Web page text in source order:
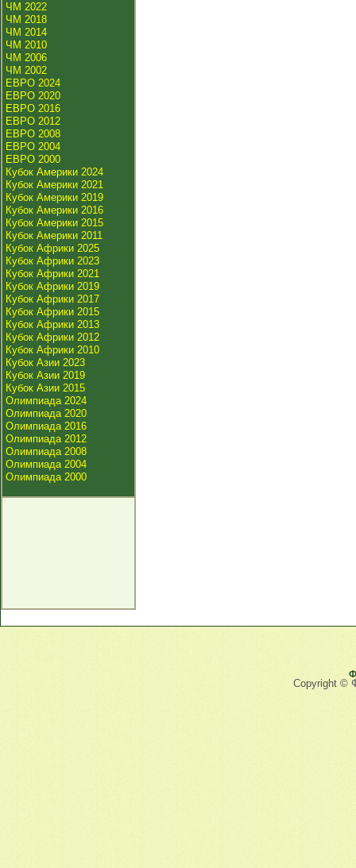
ЧМ 2022
ЧМ 2018
ЧМ 2014
ЧМ 2010
ЧМ 2006
ЧМ 2002
ЕВРО 2024
ЕВРО 2020
ЕВРО 2016
ЕВРО 2012
ЕВРО 2008
ЕВРО 2004
ЕВРО 2000
Кубок Америки 2024
Кубок Америки 2021
Кубок Америки 2019
Кубок Америки 2016
Кубок Америки 2015
Кубок Америки 2011
Кубок Африки 2025
Кубок Африки 2023
Кубок Африки 2021
Кубок Африки 2019
Кубок Африки 2017
Кубок Африки 2015
Кубок Африки 2013
Кубок Африки 2012
Кубок Африки 2010
Кубок Азии 2023
Кубок Азии 2019
Кубок Азии 2015
Олимпиада 2024
Олимпиада 2020
Олимпиада 2016
Олимпиада 2012
Олимпиада 2008
Олимпиада 2004
Олимпиада 2000
Copyright ©